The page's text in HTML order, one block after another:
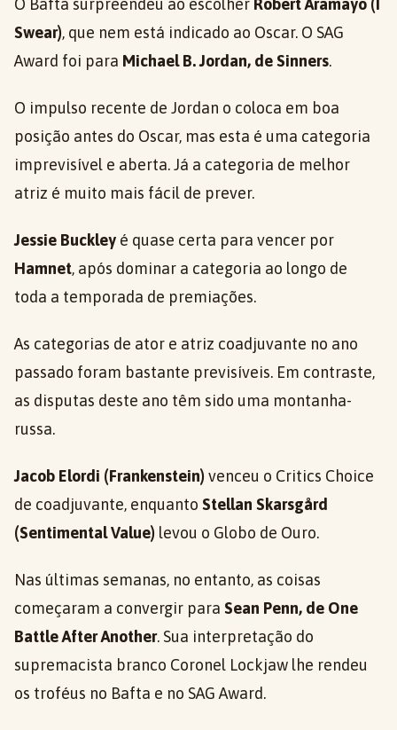
O Bafta surpreendeu ao escolher Robert Aramayo (I
Swear), que nem está indicado ao Oscar. O SAG
Award foi para Michael B. Jordan, de Sinners.
O impulso recente de Jordan o coloca em boa
posição antes do Oscar, mas esta é uma categoria
imprevisível e aberta. Já a categoria de melhor
atriz é muito mais fácil de prever.
Jessie Buckley é quase certa para vencer por
Hamnet, após dominar a categoria ao longo de
toda a temporada de premiações.
As categorias de ator e atriz coadjuvante no ano
passado foram bastante previsíveis. Em contraste,
as disputas deste ano têm sido uma montanha-
russa.
Jacob Elordi (Frankenstein) venceu o Critics Choice
de coadjuvante, enquanto Stellan Skarsgård
(Sentimental Value) levou o Globo de Ouro.
Nas últimas semanas, no entanto, as coisas
começaram a convergir para Sean Penn, de One
Battle After Another. Sua interpretação do
supremacista branco Coronel Lockjaw lhe rendeu
os troféus no Bafta e no SAG Award.